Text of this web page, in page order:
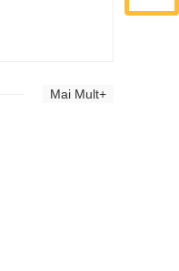
Mai Mult+